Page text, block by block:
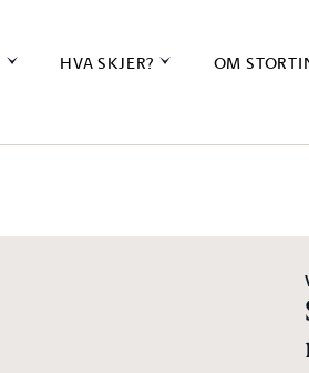
HVA SKJER? OM